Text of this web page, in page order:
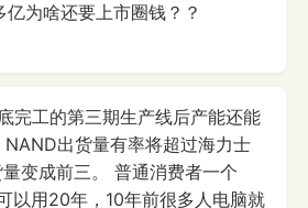
为啥还要上市圈钱？？
完工的第三期生产线后产能还能
出货量有率将超过海力士
变成前三。 普通消费者一个
以用20年，10年前很多人电脑就